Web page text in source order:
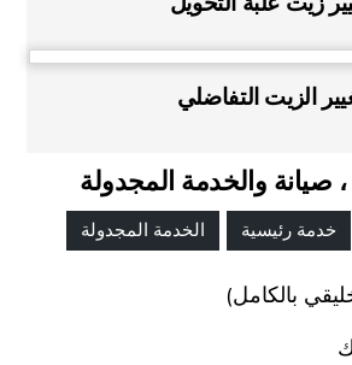
الزيت التفاضلي
صيانة والخدمة المجدولة
خدمة رئيسية الخدمة المجدولة
بالكامل)